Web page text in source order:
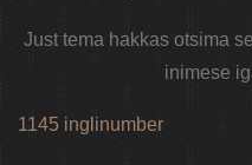
Just tema hakkas otsima
inimese
1145 inglinumber